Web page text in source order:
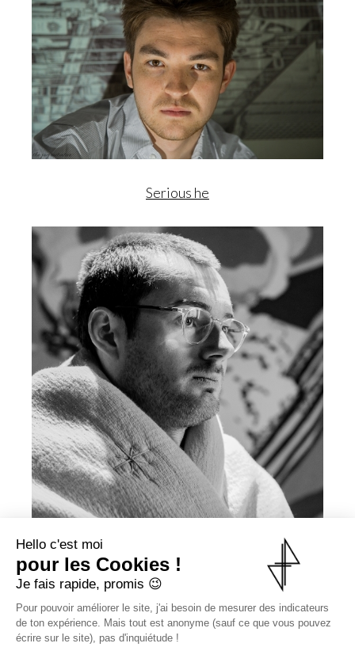
Contact
Serious he
Auto-portraits aux étangs de Corot
Copyright 2021 Jean Lepeudry -
Photographe
Mentions
Hello c'est moi
pour les Cookies !
Je fais rapide, promis 😉
Pour pouvoir améliorer le site, j'ai besoin de mesurer des indicateurs
de ton expérience. Mais tout est anonyme (sauf ce que vous pouvez
écrire sur le site), pas d'inquiétude !